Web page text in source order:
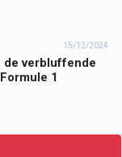
15/12/2024
de verbluffende
1